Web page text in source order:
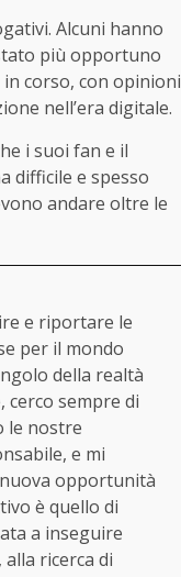
Alcuni hanno
più opportuno
corso, con opinioni
nell’era digitale.
i suoi fan e il
difficile e spesso
andare oltre le
e riportare le
per il mondo
della realtà
cerco sempre di
le nostre
e mi
opportunità
è quello di
a inseguire
ricerca di